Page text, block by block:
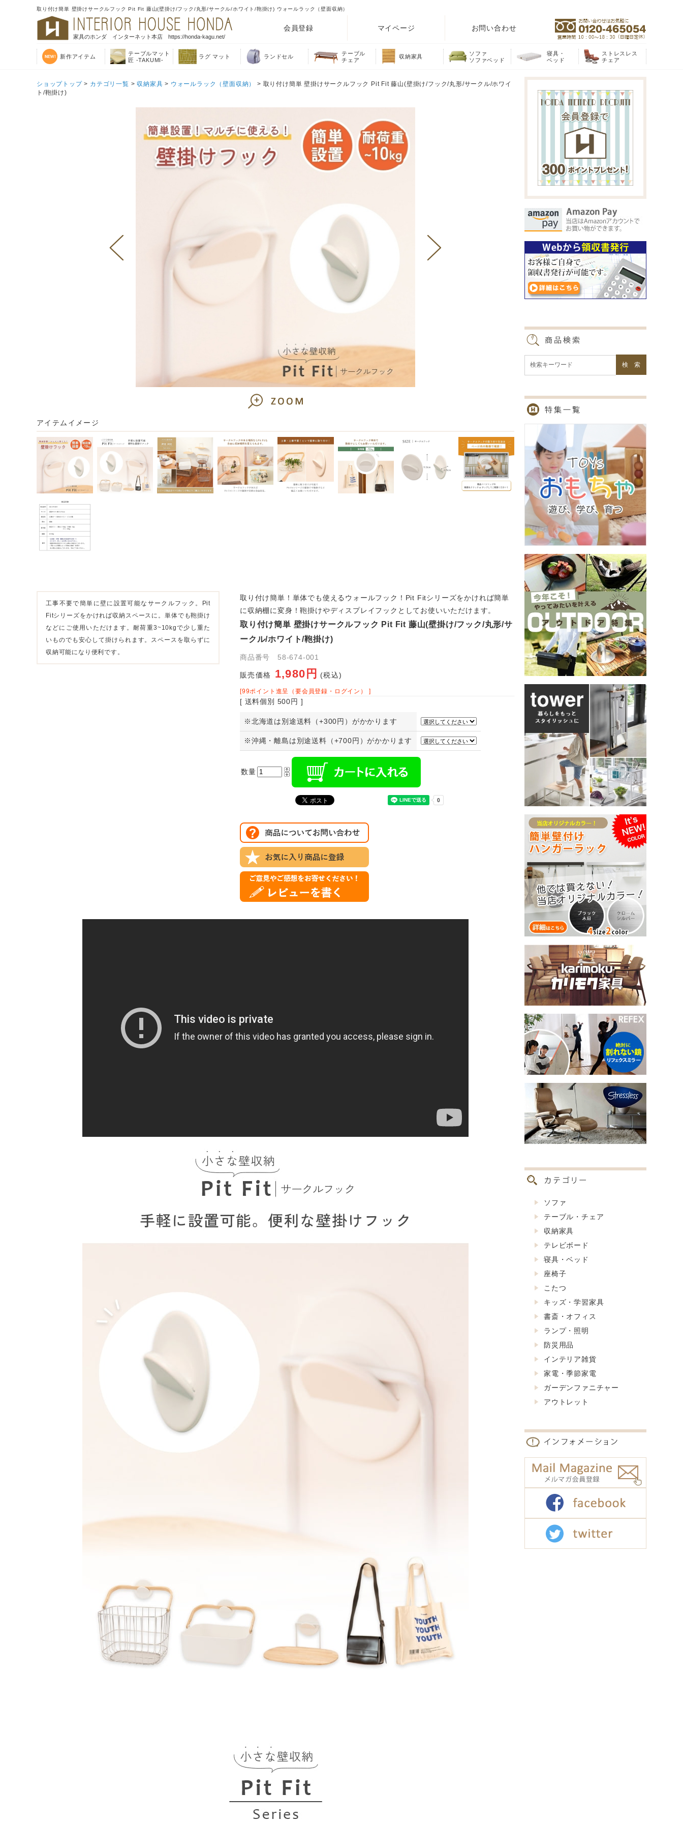
取り付け簡単 壁掛けサークルフック Pit Fit 藤山(壁掛け/フック/丸形/サークル/ホワイト/鞄掛け) ウォールラック（壁面収納）
家具のホンダ インターネット本店 https://honda-kagu.net/
会員登録 マイページ お問い合わせ
新作アイテム
テーブルマット
匠 -TAKUMI-
ラグ マット ランドセル
テーブル
チェア
収納家具
ソファ
ソファベッド
寝具・
ベッド
ストレスレス
チェア
ショップトップ> カテゴリ一覧 >収納家具 > ウォールラック（壁面収納）
> 取り付け簡単 壁掛けサークルフック Pit Fit 藤山(壁掛け/フック/丸形/サークル/ホワイ
ト/鞄掛け)
アイテムイメージ
工事不要で簡単に壁に設置可能なサークルフック。Pit
Fitシリーズをかければ収納スペースに。単体でも鞄掛け
などにご使用いただけます。耐荷重3~10kgで少し重た
いものでも安心して掛けられます。スペースを取らずに
収納可能になり便利です。
取り付け簡単！単体でも使えるウォールフック！Pit Fitシリーズをかければ簡単
に収納棚に変身！鞄掛けやディスプレイフックとしてお使いいただけます。
取り付け簡単 壁掛けサークルフック Pit Fit 藤山(壁掛け/フック/丸形/サ
ークル/ホワイト/鞄掛け)
商品番号 58-674-001
販売価格 1,980円 (税込)
[99ポイント進呈（要会員登録・ログイン） ]
[ 送料個別 500円 ]
※北海道は別途送料（+300円）がかかります
※沖縄・離島は別途送料（+700円）がかかります
数量
ソファ
テーブル・チェア
収納家具
テレビボード
寝具・ベッド
座椅子
こたつ
キッズ・学習家具
書斎・オフィス
ランプ・照明
防災用品
インテリア雑貨
家電・季節家電
ガーデンファニチャー
アウトレット